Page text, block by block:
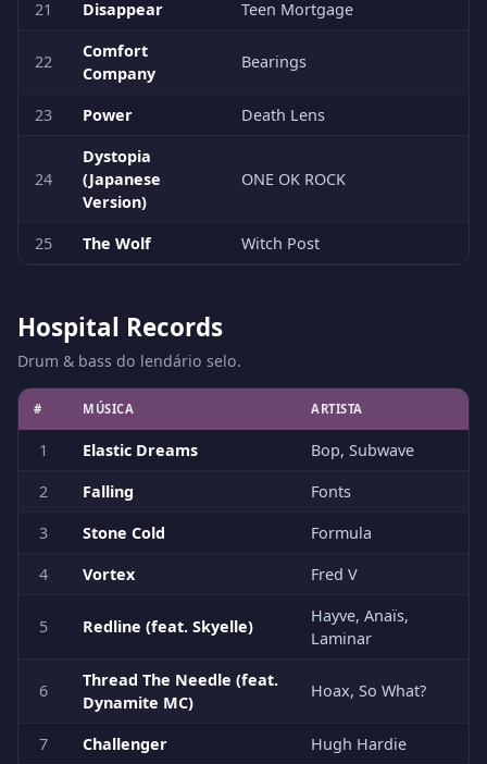
21 Disappear Teen Mortgage
22
Comfort
Company
Bearings
23 Power Death Lens
24
Dystopia
(Japanese
Version)
ONE OK ROCK
25 The Wolf Witch Post
Hospital Records
Drum & bass do lendário selo.
# MÚSICA ARTISTA
1 Elastic Dreams
Bop, Subwave
2
Falling
Fonts
3
Stone Cold
Formula
4
Vortex Fred V
5 Redline (feat. Skyelle)
Hayve, Anaïs,
Laminar
6
Thread The Needle (feat.
Dynamite MC)
Hoax, So What?
7 Challenger
Hugh Hardie